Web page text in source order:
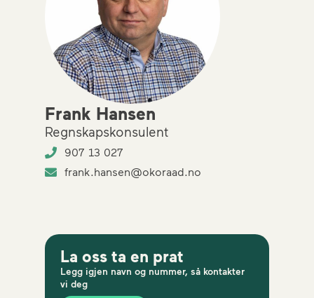
Frank Hansen
Regnskapskonsulent
907 13 027
frank.hansen@okoraad.no
La oss ta en prat
Legg igjen navn og nummer, så kontakter
vi deg